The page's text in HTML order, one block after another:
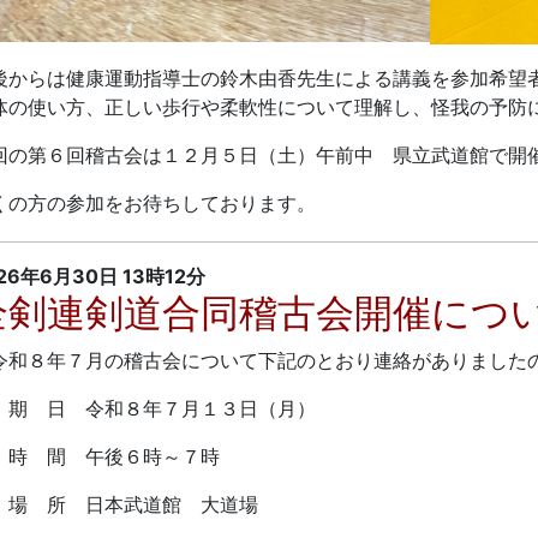
からは健康運動指導士の鈴木由香先生による講義を参加希
の使い方、正しい歩行や柔軟性について理解し、怪我の予防
の第６回稽古会は１２月５日（土）午前中 県立武道館で開
の方の参加をお待ちしております。
年6月30日 13時12分
連剣道合同稽古会開催につ
８年７月の稽古会について下記のとおり連絡がありました
令和８年７月１３日（月）
午後６時～７時
日本武道館 大道場